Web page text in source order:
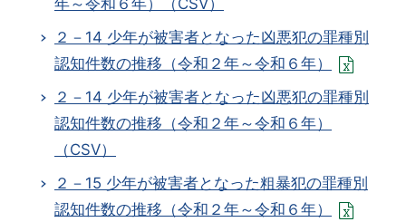
年～令和６年）（CSV）
２－14 少年が被害者となった凶悪犯の罪種別
認知件数の推移（令和２年～令和６年）
２－14 少年が被害者となった凶悪犯の罪種別
認知件数の推移（令和２年～令和６年）
（CSV）
２－15 少年が被害者となった粗暴犯の罪種別
認知件数の推移（令和２年～令和６年）